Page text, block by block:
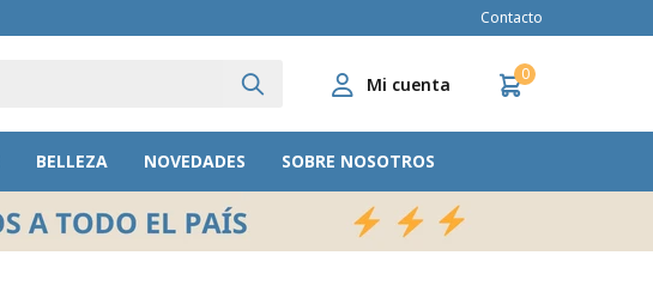
BELLEZA NOVEDADES SOBRE NOSOTROS
0
Contacto